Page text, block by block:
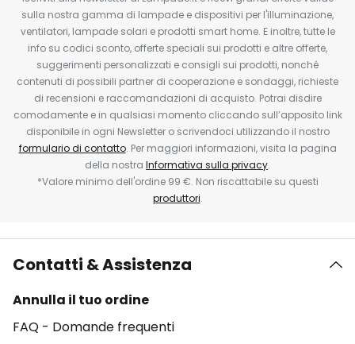
sulla nostra gamma di lampade e dispositivi per l'illuminazione,
ventilatori, lampade solari e prodotti smart home. E inoltre, tutte le
info su codici sconto, offerte speciali sui prodotti e altre offerte,
suggerimenti personalizzati e consigli sui prodotti, nonché
contenuti di possibili partner di cooperazione e sondaggi, richieste
di recensioni e raccomandazioni di acquisto. Potrai disdire
comodamente e in qualsiasi momento cliccando sull’apposito link
disponibile in ogni Newsletter o scrivendoci utilizzando il nostro
formulario di contatto. Per maggiori informazioni, visita la pagina
della nostra Informativa sulla privacy.
*Valore minimo dell'ordine 99 €. Non riscattabile su questi
produttori.
Contatti & Assistenza
Annulla il tuo ordine
FAQ - Domande frequenti